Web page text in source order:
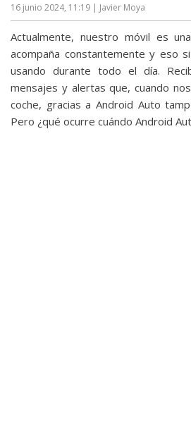
Publicidad
/
Cambiar
opciones
de
privacidad
/
16 junio 2024, 11:19 | Javier Moya
Actualmente, nuestro móvil es
acompaña constantemente y eso
usando durante todo el día.
mensajes y alertas que, cuando
coche, gracias a Android Auto
Pero ¿qué ocurre cuándo Android